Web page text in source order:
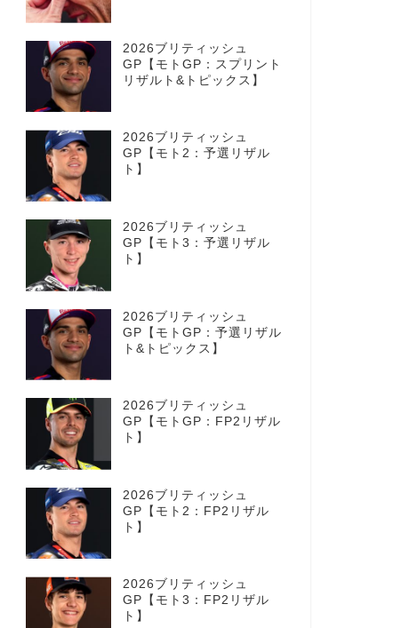
2026ブリティッシュ
GP【モトGP：スプリント
リザルト&トピックス】
2026ブリティッシュ
GP【モト2：予選リザル
ト】
2026ブリティッシュ
GP【モト3：予選リザル
ト】
2026ブリティッシュ
GP【モトGP：予選リザル
ト&トピックス】
2026ブリティッシュ
GP【モトGP：FP2リザル
ト】
2026ブリティッシュ
GP【モト2：FP2リザル
ト】
2026ブリティッシュ
GP【モト3：FP2リザル
ト】